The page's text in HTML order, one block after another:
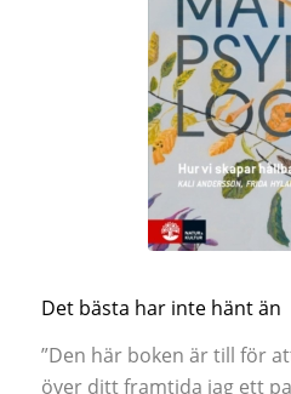
Det bästa har inte hänt än
”Den här boken är till för
över ditt framtida jag ett